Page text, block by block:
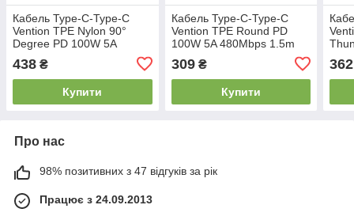
Кабель Type-C-Type-C
Vention TPE Nylon 90°
Degree PD 100W 5A
1.5m Grey (TAKHG)
438 ₴
Купити
Кабель Type-C-Type-C
Vention TPE Round PD
100W 5A 480Mbps 1.5m
309₴
Купити
362
Про нас
98% позитивних з 47 відгуків за рік
Працює з 24.09.2013